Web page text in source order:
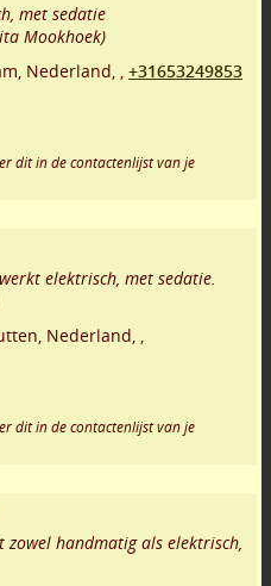
met sedatie
Mookhoek)
Nederland,
+31653249853
dit in de contactenlijst van je
elektrisch, met sedatie.
Nederland,
dit in de contactenlijst van je
zowel handmatig als elektrisch,